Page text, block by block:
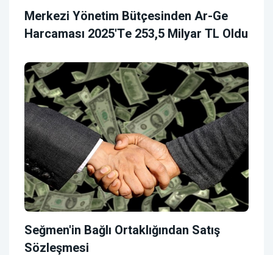
Merkezi Yönetim Bütçesinden Ar-Ge
Harcaması 2025'te 253,5 Milyar TL Oldu
Seğmen'in Bağlı Ortaklığından Satış
Sözleşmesi